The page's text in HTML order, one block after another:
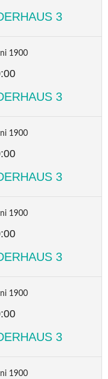
3
1900
3
1900
3
1900
3
1900
3
1900